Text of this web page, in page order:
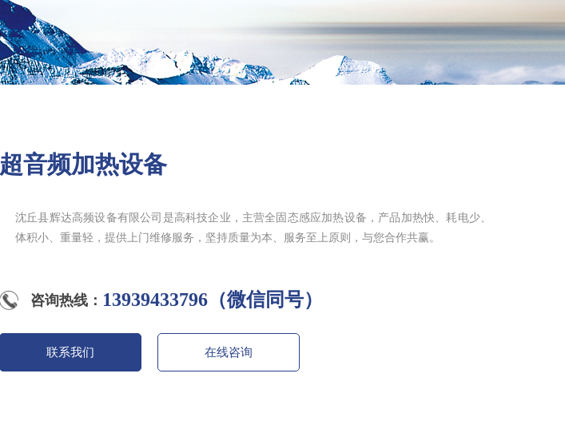
超音频加热设备
沈丘县辉达高频设备有限公司是高科技企业，主营全固态感应加热设备，产品加热快、耗电少、
体积小、重量轻，提供上门维修服务，坚持质量为本、服务至上原则，与您合作共赢。
咨询热线： 13939433796（微信同号）
联系我们 在线咨询